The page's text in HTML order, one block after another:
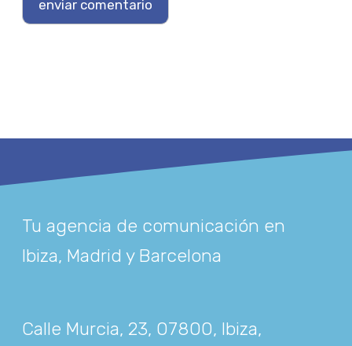
Tu agencia de comunicación en
Ibiza, Madrid y Barcelona
Calle Murcia, 23, 07800, Ibiza,